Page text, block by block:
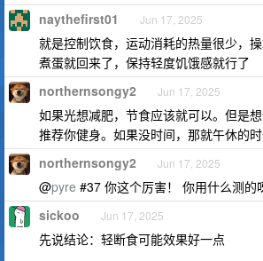
naythefirst01 Jun 17, 2025
就是控制饮食，运动消耗的热量很少，
煮蛋就回来了，保持轻度饥饿感就行了
northernsongy2 Jun 17, 2025
如果光想减肥，节食应该就可以。但是
推荐你健身。如果没时间，那就午休的时
northernsongy2 Jun 17, 2025
@pyre #37 你这个厉害！ 你用什么测的
sickoo Jun 17, 2025
先说结论：轻断食可能效果好一点